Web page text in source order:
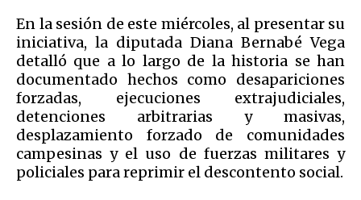
En la sesión de este miércoles, al presentar su
iniciativa, la diputada Diana Bernabé Vega
detalló que a lo largo de la historia se han
documentado hechos como desapariciones
forzadas, ejecuciones extrajudiciales,
detenciones arbitrarias y masivas,
desplazamiento forzado de comunidades
campesinas y el uso de fuerzas militares y
policiales para reprimir el descontento social.